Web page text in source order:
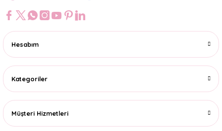
Hesabım
Kategoriler
Müşteri Hizmetleri